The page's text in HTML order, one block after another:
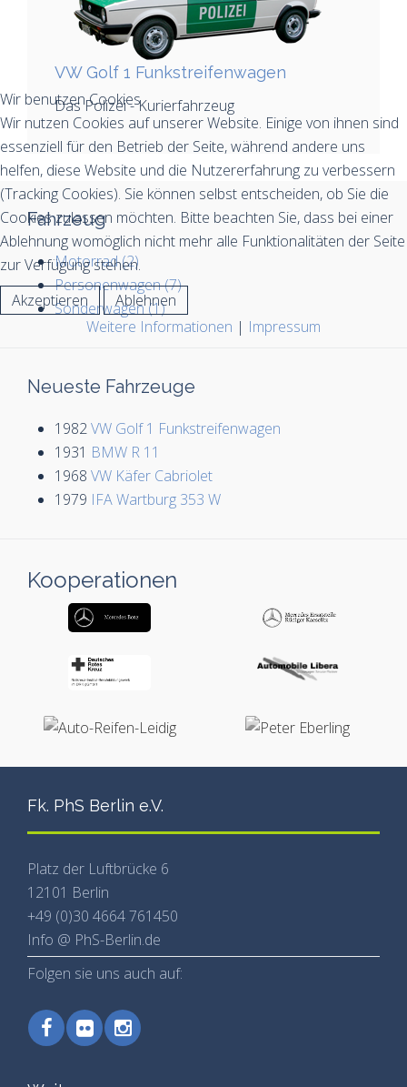
VW Golf 1 Funkstreifenwagen
Das Polizei - Kurierfahrzeug
Fahrzeug
Motorrad (2)
Personenwagen (7)
Sonderwagen (1)
Neueste Fahrzeuge
1982VW Golf 1 Funkstreifenwagen
1931 BMW R 11
1968 VW Käfer Cabriolet
1979 IFA Wartburg 353 W
Kooperationen
Fk. PhS Berlin e.V.
Platz der Luftbrücke 6
12101 Berlin
+49 (0)30 4664 761450
Info @ PhS-Berlin.de
Folgen sie uns auch auf:
Wir benutzen Cookies
Wir nutzen Cookies auf unserer Website. Einige von ihnen sind
essenziell für den Betrieb der Seite, während andere uns
helfen, diese Website und die Nutzererfahrung zu verbessern
(Tracking Cookies). Sie können selbst entscheiden, ob Sie die
Cookies zulassen möchten. Bitte beachten Sie, dass bei einer
Ablehnung womöglich nicht mehr alle Funktionalitäten der Seite
zur Verfügung stehen.
Akzeptieren
Ablehnen
Weitere Informationen | Impressum